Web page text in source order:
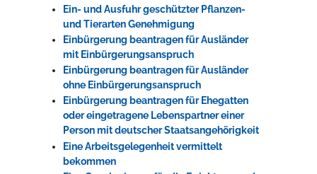
Ein- und Ausfuhr geschützter Pflanzen-
und Tierarten Genehmigung
Einbürgerung beantragen für Ausländer
mit Einbürgerungsanspruch
Einbürgerung beantragen für Ausländer
ohne Einbürgerungsanspruch
Einbürgerung beantragen für Ehegatten
oder eingetragene Lebenspartner einer
Person mit deutscher Staatsangehörigkeit
Eine Arbeitsgelegenheit vermittelt
bekommen